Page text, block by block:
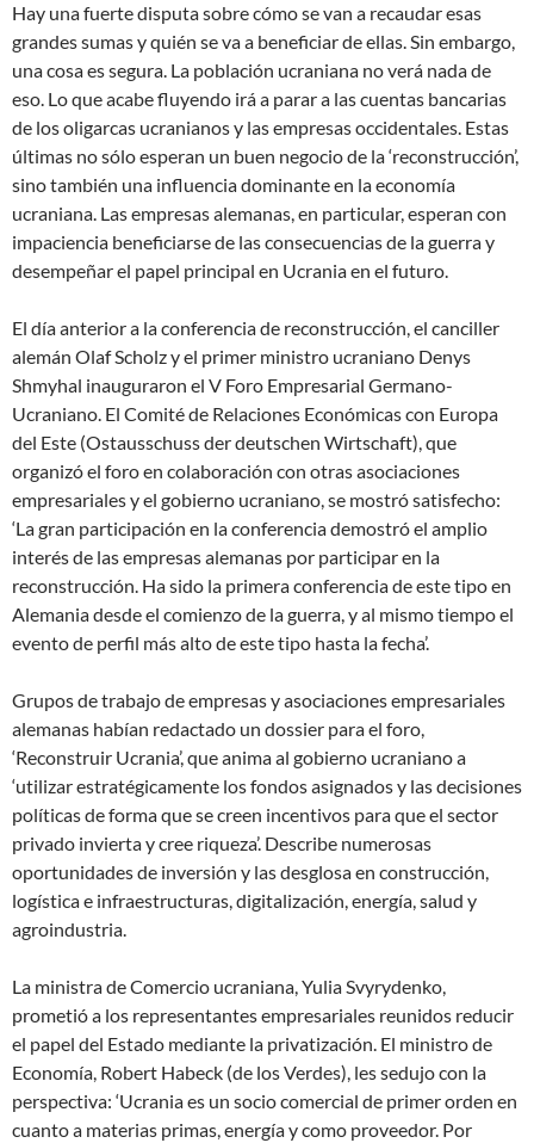
Hay una fuerte disputa sobre cómo se van a recaudar esas
grandes sumas y quién se va a beneficiar de ellas. Sin embargo,
una cosa es segura. La población ucraniana no verá nada de
eso. Lo que acabe fluyendo irá a parar a las cuentas bancarias
de los oligarcas ucranianos y las empresas occidentales. Estas
últimas no sólo esperan un buen negocio de la ‘reconstrucción’,
sino también una influencia dominante en la economía
ucraniana. Las empresas alemanas, en particular, esperan con
impaciencia beneficiarse de las consecuencias de la guerra y
desempeñar el papel principal en Ucrania en el futuro.
El día anterior a la conferencia de reconstrucción, el canciller
alemán Olaf Scholz y el primer ministro ucraniano Denys
Shmyhal inauguraron el V Foro Empresarial Germano-
Ucraniano. El Comité de Relaciones Económicas con Europa
del Este (Ostausschuss der deutschen Wirtschaft), que
organizó el foro en colaboración con otras asociaciones
empresariales y el gobierno ucraniano, se mostró satisfecho:
‘La gran participación en la conferencia demostró el amplio
interés de las empresas alemanas por participar en la
reconstrucción. Ha sido la primera conferencia de este tipo en
Alemania desde el comienzo de la guerra, y al mismo tiempo el
evento de perfil más alto de este tipo hasta la fecha’.
Grupos de trabajo de empresas y asociaciones empresariales
alemanas habían redactado un dossier para el foro,
‘Reconstruir Ucrania’, que anima al gobierno ucraniano a
‘utilizar estratégicamente los fondos asignados y las decisiones
políticas de forma que se creen incentivos para que el sector
privado invierta y cree riqueza’. Describe numerosas
oportunidades de inversión y las desglosa en construcción,
logística e infraestructuras, digitalización, energía, salud y
agroindustria.
La ministra de Comercio ucraniana, Yulia Svyrydenko,
prometió a los representantes empresariales reunidos reducir
el papel del Estado mediante la privatización. El ministro de
Economía, Robert Habeck (de los Verdes), les sedujo con la
perspectiva: ‘Ucrania es un socio comercial de primer orden en
cuanto a materias primas, energía y como proveedor. Por